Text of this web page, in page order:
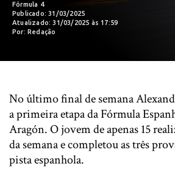
Fórmula 4
Publicado: 31/03/2025
Atualizado: 31/03/2025 às 17:59
Por: Redação
No último final de semana
a primeira etapa da Fórmula
Aragón. O jovem de apenas 15
da semana e completou as três
pista espanhola.